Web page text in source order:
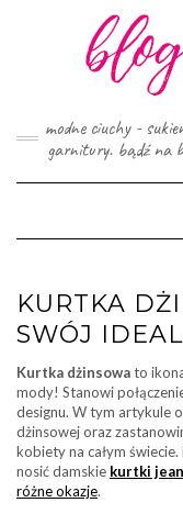
modne ciuchy -
garnitury. bądź na
KURTKA
SWÓJ
Kurtka dżinsowato
mody! Stanowi
designu. W tym artykule
dżinsowej oraz
kobiety na całym
nosić damskie kurtki
różne okazje.